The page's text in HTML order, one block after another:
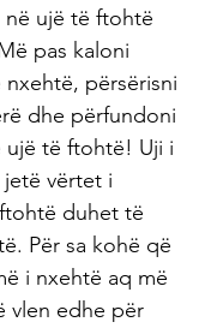
në ujë të ftohtë
pas kaloni
përsërisni
dhe përfundoni
ujë të ftohtë! Uji i
vërtet i
duhet të
Për sa kohë që
i nxehtë aq më
vlen edhe për